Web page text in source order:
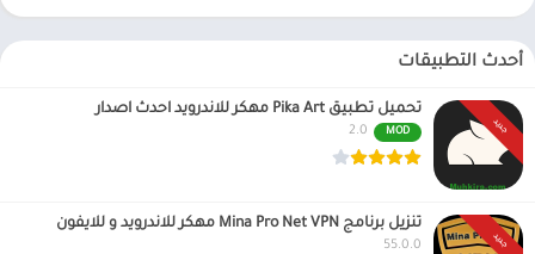
أحدث التطبيقات
جديد
تحميل تطبيق Pika Art مهكر للاندرويد احدث اصدار
MOD
2.0
جديد
تنزيل برنامج Mina Pro Net VPN مهكر للاندرويد و للايفون
55.0.0